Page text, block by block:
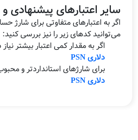
سایر اعتبارهای پیشنهادی
اگر به اعتبارهای متفاوتی برای شارژ
می‌توانید کدهای زیر را نیز بررسی کنید:
اگر به مقدار کمی اعتبار بیشتر
دلاری PSN
برای شارژهای استانداردتر و
دلاری PSN